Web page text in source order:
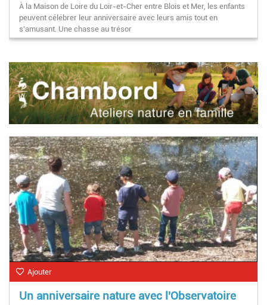
les jours de 14h à 17h pdt les vacances
À la Maison de Loire du Loir-et-Cher entre Blois et Mer, les enfants
peuvent célébrer leur anniversaire avec leurs amis tout en
s'amusant. Une chasse au trésor
Ajouter
Un anniversaire nature avec l'Observatoire